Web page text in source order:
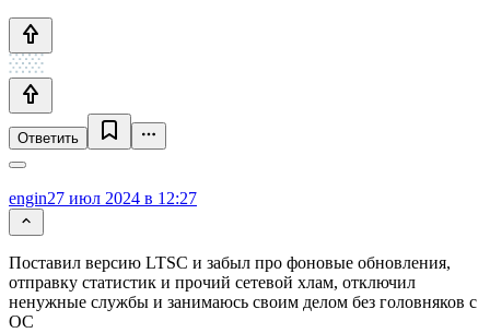
Ответить
engin27 июл 2024 в 12:27
Поставил версию LTSC и забыл про фоновые обновления,
отправку статистик и прочий сетевой хлам, отключил
ненужные службы и занимаюсь своим делом без головняков с
ОС